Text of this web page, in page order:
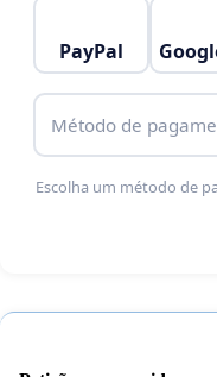
PayPal
Método de
Escolha um método de